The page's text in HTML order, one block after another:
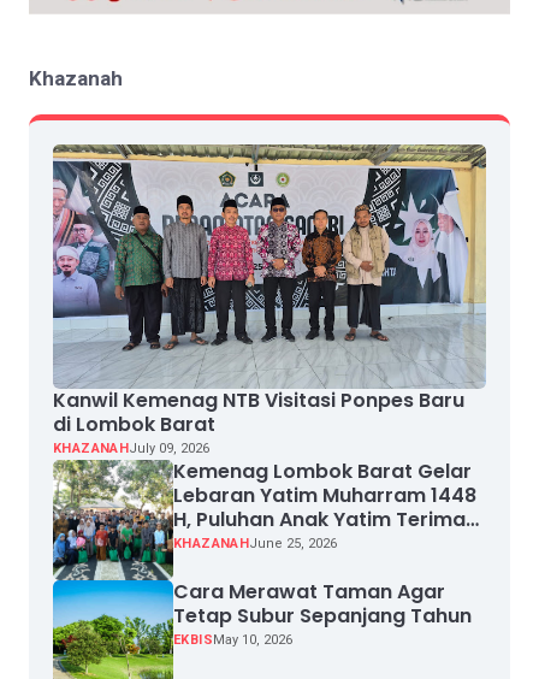
Khazanah
Kanwil Kemenag NTB Visitasi Ponpes Baru
di Lombok Barat
KHAZANAHJuly 09, 2026
Kemenag Lombok Barat Gelar
Lebaran Yatim Muharram 1448
H, Puluhan Anak Yatim Terima
Santunan
KHAZANAHJune 25, 2026
Cara Merawat Taman Agar
Tetap Subur Sepanjang Tahun
EKBISMay 10, 2026